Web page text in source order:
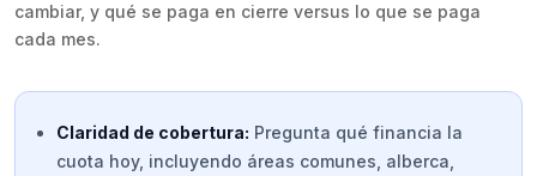
cambiar, y qué se paga en cierre versus lo que se paga
cada mes.
Claridad de cobertura: Pregunta qué financia la
cuota hoy, incluyendo áreas comunes, alberca,